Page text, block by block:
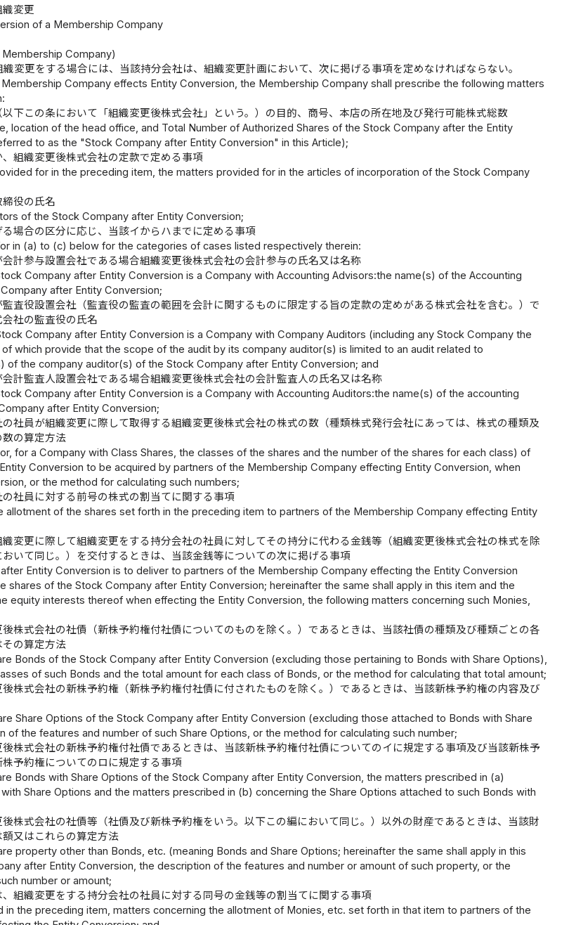
変更
of a Membership Company
Company)
変更をする場合には、当該持分会社は、組織変更計画において、次に掲げる事項を定めなければならない。
Company effects Entity Conversion, the Membership Company shall prescribe the following matters
下この条において「組織変更後株式会社」という。）の目的、商号、本店の所在地及び発行可能株式総数
location of the head office, and Total Number of Authorized Shares of the Stock Company after the Entity
to as the "Stock Company after Entity Conversion" in this Article);
組織変更後株式会社の定款で定める事項
for in the preceding item, the matters provided for in the articles of incorporation of the Stock Company
役の氏名
of the Stock Company after Entity Conversion;
場合の区分に応じ、当該イからハまでに定める事項
in (a) to (c) below for the categories of cases listed respectively therein:
計参与設置会社である場合組織変更後株式会社の会計参与の氏名又は名称
Company after Entity Conversion is a Company with Accounting Advisors:the name(s) of the Accounting
after Entity Conversion;
査役設置会社（監査役の監査の範囲を会計に関するものに限定する旨の定款の定めがある株式会社を含む。）で
社の監査役の氏名
Company after Entity Conversion is a Company with Company Auditors (including any Stock Company the
which provide that the scope of the audit by its company auditor(s) is limited to an audit related to
of the company auditor(s) of the Stock Company after Entity Conversion; and
計監査人設置会社である場合組織変更後株式会社の会計監査人の氏名又は名称
Company after Entity Conversion is a Company with Accounting Auditors:the name(s) of the accounting
after Entity Conversion;
社員が組織変更に際して取得する組織変更後株式会社の株式の数（種類株式発行会社にあっては、株式の種類及
の算定方法
for a Company with Class Shares, the classes of the shares and the number of the shares for each class) of
Conversion to be acquired by partners of the Membership Company effecting Entity Conversion, when
or the method for calculating such numbers;
社員に対する前号の株式の割当てに関する事項
allotment of the shares set forth in the preceding item to partners of the Membership Company effecting Entity
変更に際して組織変更をする持分会社の社員に対してその持分に代わる金銭等（組織変更後株式会社の株式を除
いて同じ。）を交付するときは、当該金銭等についての次に掲げる事項
Entity Conversion is to deliver to partners of the Membership Company effecting the Entity Conversion
shares of the Stock Company after Entity Conversion; hereinafter the same shall apply in this item and the
equity interests thereof when effecting the Entity Conversion, the following matters concerning such Monies,
株式会社の社債（新株予約権付社債についてのものを除く。）であるときは、当該社債の種類及び種類ごとの各
の算定方法
Bonds of the Stock Company after Entity Conversion (excluding those pertaining to Bonds with Share Options),
of such Bonds and the total amount for each class of Bonds, or the method for calculating that total amount;
株式会社の新株予約権（新株予約権付社債に付されたものを除く。）であるときは、当該新株予約権の内容及び
Share Options of the Stock Company after Entity Conversion (excluding those attached to Bonds with Share
of the features and number of such Share Options, or the method for calculating such number;
株式会社の新株予約権付社債であるときは、当該新株予約権付社債についてのイに規定する事項及び当該新株予
予約権についてのロに規定する事項
Bonds with Share Options of the Stock Company after Entity Conversion, the matters prescribed in (a)
Share Options and the matters prescribed in (b) concerning the Share Options attached to such Bonds with
株式会社の社債等（社債及び新株予約権をいう。以下この編において同じ。）以外の財産であるときは、当該財
又はこれらの算定方法
property other than Bonds, etc. (meaning Bonds and Share Options; hereinafter the same shall apply in this
after Entity Conversion, the description of the features and number or amount of such property, or the
number or amount;
組織変更をする持分会社の社員に対する同号の金銭等の割当てに関する事項
in the preceding item, matters concerning the allotment of Monies, etc. set forth in that item to partners of the